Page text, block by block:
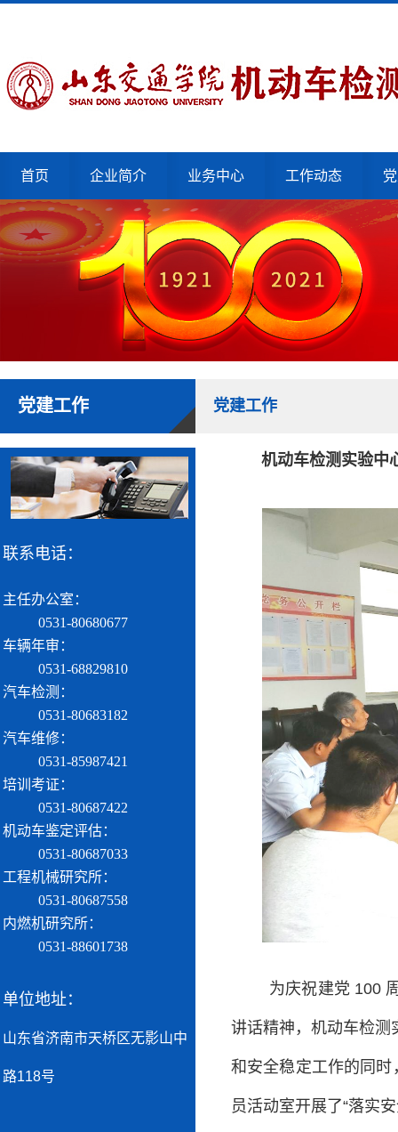
首页 企业简介 业务中心 工作动态
党建工作
联系电话：
主任办公室：
0531-80680677
车辆年审：
0531-68829810
汽车检测：
0531-80683182
汽车维修：
0531-85987421
培训考证：
0531-80687422
机动车鉴定评估：
0531-80687033
工程机械研究所：
0531-80687558
内燃机研究所：
0531-88601738
单位地址：
山东省济南市天桥区无影山中
路118号
党建工作
机动车检测实验中
为庆祝建党 100
讲话精神，机动车检测
和安全稳定工作的同
员活动室开展了“落实